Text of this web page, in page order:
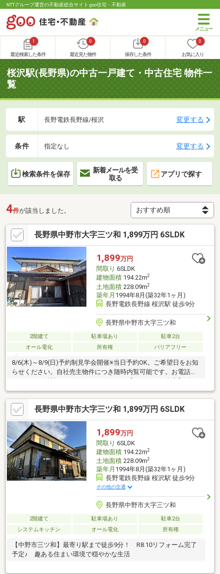
NTTグループ運営の不動産総合サイト goo住宅・不動産
1
最近検索した条件
0
最近見た物件
0
保存した条件
0
お気に入り
桜沢駅(長野県)の中古一戸建て・中古住宅 物件一
覧
駅 長野電鉄長野線/桜沢 変更する
条件 指定なし 変更する
検索条件を保存
新着メールを受
取る
アプリで探す
4件が該当しました。
長野県中野市大字三ツ和 1,899万円 6SLDK
1,899万円
間取り 6SLDK
建物面積194.22m2
土地面積228.09m2
築年月 1994年8月(築32年1ヶ月)
長野電鉄長野線 桜沢駅 徒歩9分
長野県中野市大字三ツ和
2階建て 駐車場あり
駐車2台
オール電化
所有権 バリアフリー
8/6(木)～8/9(日)予約制見学会開催※当日予約OK。ご希望日をお知
らせください。自社売主物件につき随時内覧可能です。お電話か
準シロアリ防除工事、クリーニング、雨漏り点検●外構・外装屋
根塗装、庭木伐採●水回りシステムキッチン交換、ユニットバス
交換、トイレ交換、洗面化粧台交換●内装間取変更、玄関扉交
換、室内ドア（一部）交換、畳表替え、障子・襖張替え●その他
設備給湯器交換、インターホン設置、照明器具交換【おすすめポ
イント】・本物件は条件により住宅ローン減税が適用されます。
長野県中野市大字三ツ和 1,899万円 6SLDK
1,899万円
間取り 6SLDK
建物面積194.22m2
土地面積228.09m2
築年月 1994年8月(築32年1ヶ月)
長野電鉄長野線 桜沢駅 徒歩9分
その他の交通
長野県中野市大字三ツ和
2階建て 駐車場あり
駐車2台
システムキッチン
オール電化 所有権
【中野市三ツ和】最寄り駅まで徒歩9分！ R8.10リフォーム完了
予定♪ 趣ある住まい環境で穏やかな生活